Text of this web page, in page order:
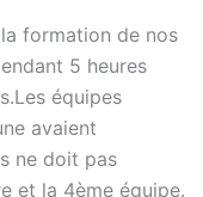
formation de nos
5 heures
équipes
avaient
ne doit pas
et la 4ème équipe.